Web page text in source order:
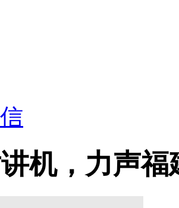
机，力声福